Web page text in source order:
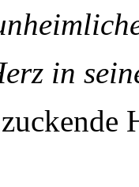
in